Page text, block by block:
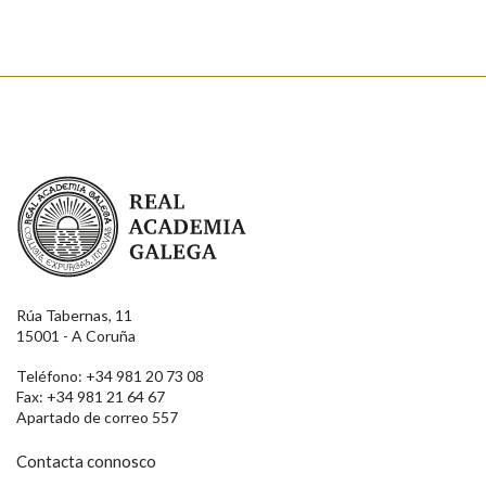
Real Academia Galega
Rúa Tabernas, 11
15001 - A Coruña
Teléfono: +34 981 20 73 08
Fax: +34 981 21 64 67
Apartado de correo 557
Contacta connosco